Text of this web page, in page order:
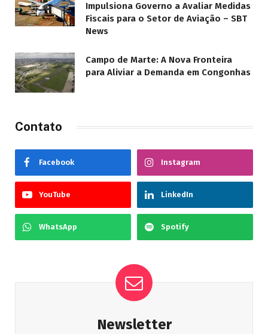
Impulsiona Governo a Avaliar Medidas
Fiscais para o Setor de Aviação – SBT
News
Campo de Marte: A Nova Fronteira
para Aliviar a Demanda em Congonhas
Contato
Facebook Instagram
YouTube LinkedIn
WhatsApp Spotify
Newsletter